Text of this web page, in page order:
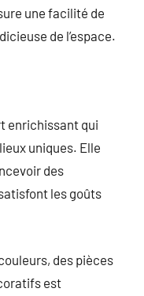
une facilité de
de l’espace.
enrichissant qui
uniques. Elle
des
les goûts
des pièces
est